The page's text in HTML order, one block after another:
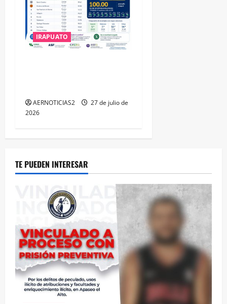
IRAPUATO
AERNOTICIAS2
27 de julio de
2026
TE PUEDEN INTERESAR